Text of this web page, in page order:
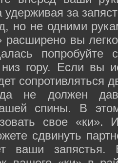
удерживая за
но не одними
вы
попробуйте
гору. Если вы
сопротивляться
не должен
спины. В
свое «ки».
сдвинуть
ваши запястья.